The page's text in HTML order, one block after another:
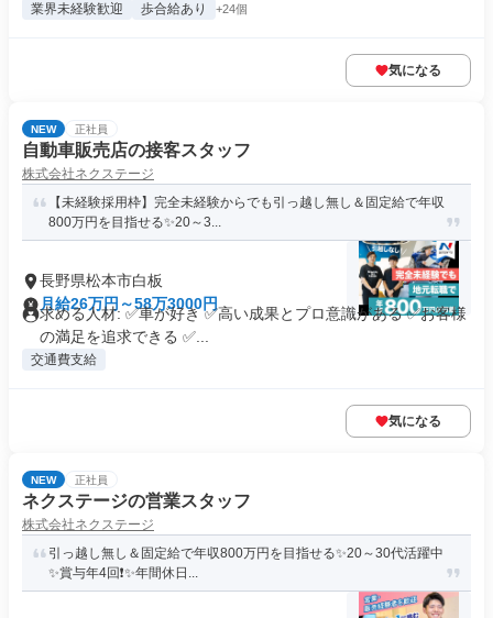
業界未経験歓迎 歩合給あり +24個
気になる
NEW 正社員
自動車販売店の接客スタッフ
株式会社ネクステージ
【未経験採用枠】完全未経験からでも引っ越し無し＆固定給で年収
800万円を目指せる✨20～3...
長野県松本市白板
月給26万円～58万3000円
求める人材: ✅車が好き ✅高い成果とプロ意識がある ✅お客様
の満足を追求できる ✅...
交通費支給
気になる
NEW 正社員
ネクステージの営業スタッフ
株式会社ネクステージ
引っ越し無し＆固定給で年収800万円を目指せる✨20～30代活躍中
✨賞与年4回❗✨年間休日...